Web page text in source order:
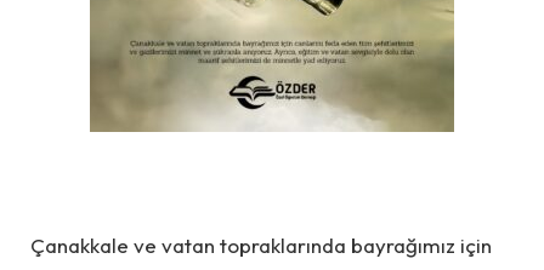
Çanakkale ve vatan topraklarında bayrağımız için